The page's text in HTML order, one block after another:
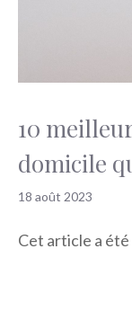
10
domicile
18 août 2023
Cet article a